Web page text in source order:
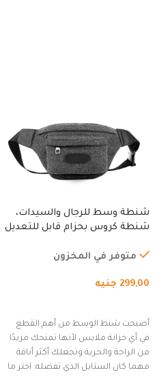
شنطة وسط للرجال والسيدات،
شنطة كروس بحزام قابل للتعديل
السفر، الجري العادي، المشي
(رمادي)
متوفر في المخزون
299,00 جنيه
أصبحت شنط الوسط من أهم القطع
في أي خزانة ملابس لأنها تمنحك مزيدًا
من الراحة والحرية وتجعلك أكثر أناقة
مهما كان الستايل الذي تفضله. اختر ما